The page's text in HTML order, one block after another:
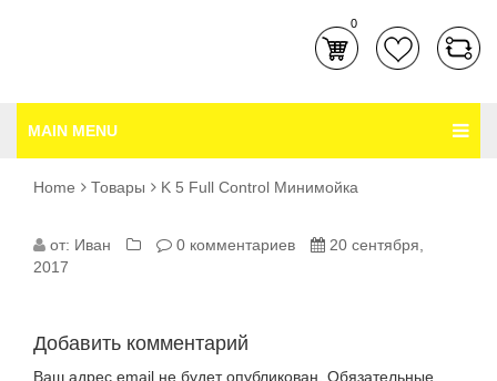
0
MAIN MENU
Home Товары K 5 Full Control Минимойка
от: Иван 0 комментариев
20 сентября,
2017
Добавить комментарий
Ваш адрес email не будет опубликован. Обязательные